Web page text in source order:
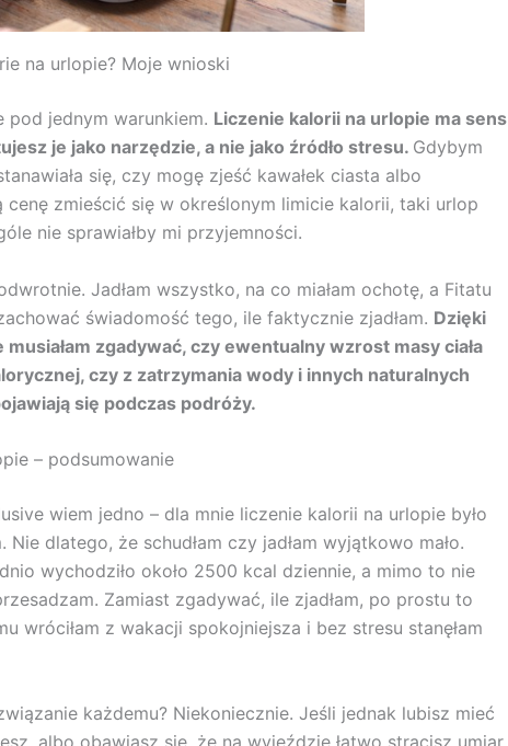
na urlopie? Moje wnioski
pod jednym warunkiem. Liczenie kalorii na urlopie ma sens
je jako narzędzie, a nie jako źródło stresu. Gdybym
się, czy mogę zjeść kawałek ciasta albo
cenę zmieścić się w określonym limicie kalorii, taki urlop
nie sprawiałby mi przyjemności.
Jadłam wszystko, na co miałam ochotę, a Fitatu
świadomość tego, ile faktycznie zjadłam. Dzięki
zgadywać, czy ewentualny wzrost masy ciała
czy z zatrzymania wody i innych naturalnych
się podczas podróży.
– podsumowanie
wiem jedno – dla mnie liczenie kalorii na urlopie było
dlatego, że schudłam czy jadłam wyjątkowo mało.
wychodziło około 2500 kcal dziennie, a mimo to nie
Zamiast zgadywać, ile zjadłam, po prostu to
wróciłam z wakacji spokojniejsza i bez stresu stanęłam
każdemu? Niekoniecznie. Jeśli jednak lubisz mieć
albo obawiasz się, że na wyjeździe łatwo stracisz umiar,